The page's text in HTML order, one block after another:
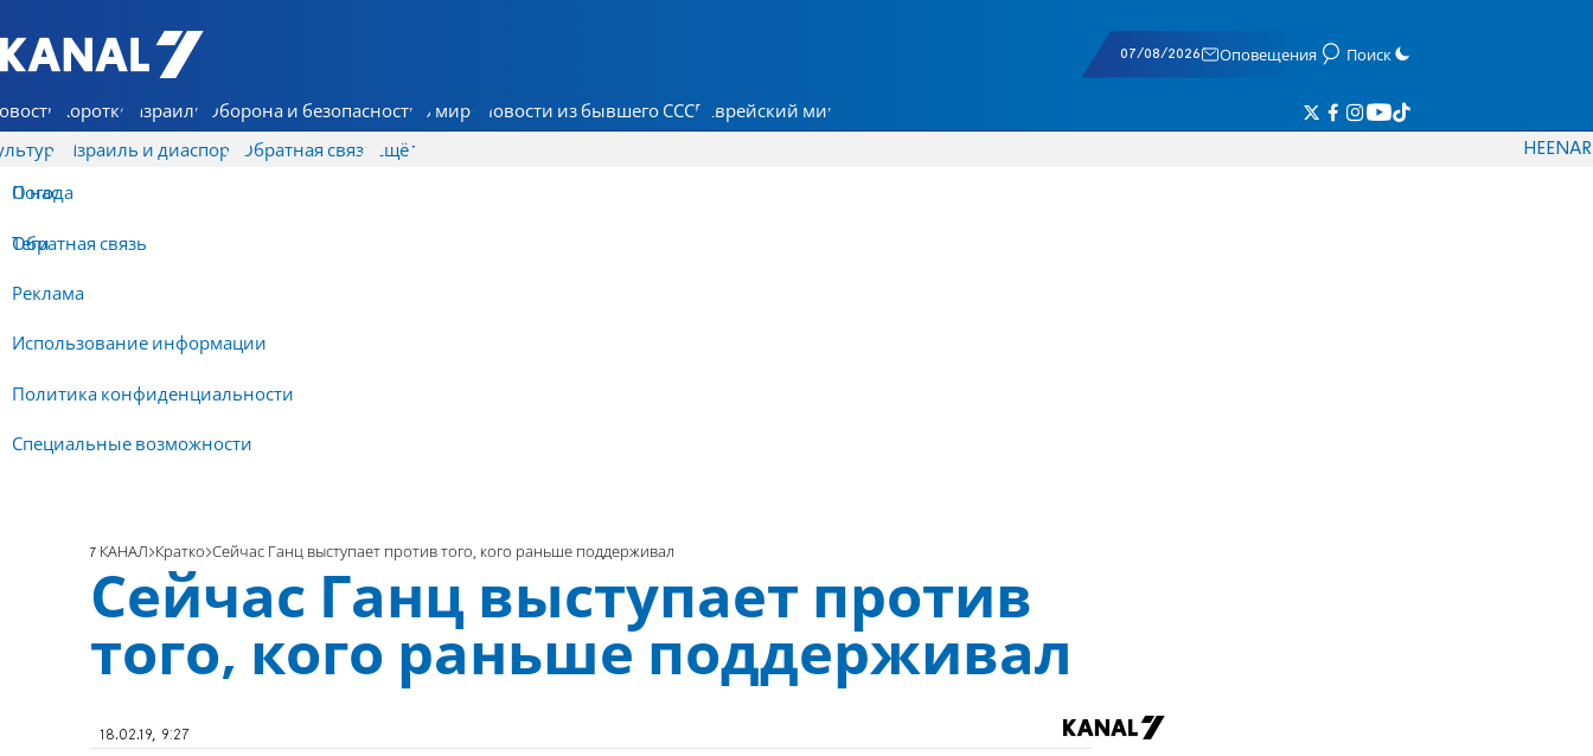
7 КАНАЛ - Аруц Шева
07/08/2026 Оповещения Поиск
Коротко Израиль Оборона и безопасность В мире Новости из бывшего СССР Еврейский мир
Израиль и диаспора Обратная связь
О нас
Обратная связь
Реклама
Использование информации
Политика конфиденциальности
Специальные возможности
Ещё
Погода
Теги
HEENAR
7 КАНАЛ Кратко Сейчас Ганц выступает против того, кого раньше поддерживал
Сейчас Ганц выступает против
того, кого раньше поддерживал
18.02.19, 9:27